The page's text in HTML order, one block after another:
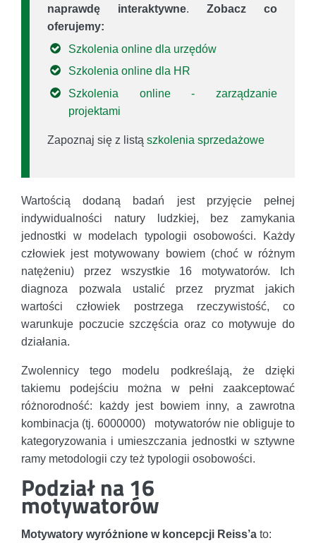
naprawdę interaktywne. Zobacz co
oferujemy:
Szkolenia online dla urzędów
Szkolenia online dla HR
Szkolenia online - zarządzanie
projektami
Zapoznaj się z listą szkolenia sprzedażowe
Wartością dodaną badań jest przyjęcie pełnej
indywidualności natury ludzkiej, bez zamykania
jednostki w modelach typologii osobowości. Każdy
człowiek jest motywowany bowiem (choć w różnym
natężeniu) przez wszystkie 16 motywatorów. Ich
diagnoza pozwala ustalić przez pryzmat jakich
wartości człowiek postrzega rzeczywistość, co
warunkuje poczucie szczęścia oraz co motywuje do
działania.
Zwolennicy tego modelu podkreślają, że dzięki
takiemu podejściu można w pełni zaakceptować
różnorodność: każdy jest bowiem inny, a zawrotna
kombinacja (tj. 6000000) motywatorów nie obliguje to
kategoryzowania i umieszczania jednostki w sztywne
ramy metodologii czy też typologii osobowości.
Podział na 16
motywatorów
Motywatory wyróżnione w koncepcji Reiss’a to: